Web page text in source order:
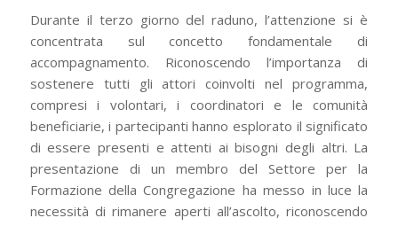
Durante il terzo giorno del raduno, l’attenzione si è
concentrata sul concetto fondamentale di
accompagnamento. Riconoscendo l’importanza di
sostenere tutti gli attori coinvolti nel programma,
compresi i volontari, i coordinatori e le comunità
beneficiarie, i partecipanti hanno esplorato il significato
di essere presenti e attenti ai bisogni degli altri. La
presentazione di un membro del Settore per la
Formazione della Congregazione ha messo in luce la
necessità di rimanere aperti all’ascolto, riconoscendo